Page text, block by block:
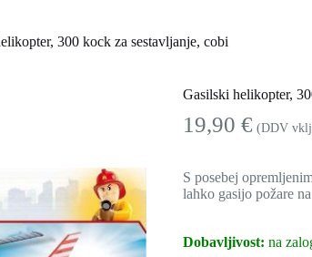
300 kock za sestavljanje, cobi
Gasilski helikopter,
19,90€ (DDV
S posebej
lahko gasijo požare
Dobavljivost: na